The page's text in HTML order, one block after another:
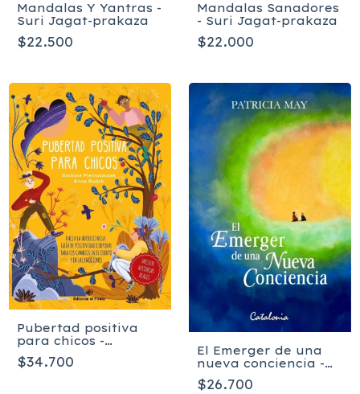
Mandalas Y Yantras -
Suri Jagat-prakaza
$22.500
Mandalas Sanadores
- Suri Jagat-prakaza
$22.000
Pubertad positiva
para chicos -
Bárbara Pietruszczak
$34.700
El Emerger de una
nueva conciencia -
PATRICIA MAY
$26.700